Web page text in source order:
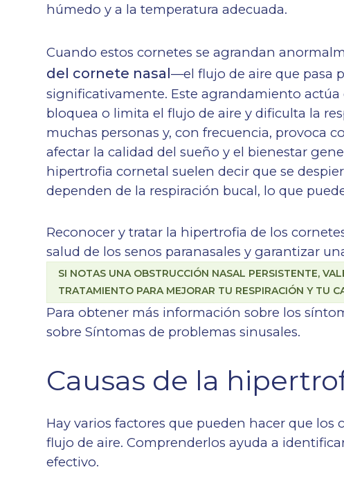
húmedo y a la temperatura adecuada.
Cuando estos cornetes se agrandan
del cornete nasal—el flujo de aire que pasa
significativamente. Este agrandamiento
bloquea o limita el flujo de aire y dificulta la
muchas personas y, con frecuencia, provoca
afectar la calidad del sueño y el bienestar
hipertrofia cornetal suelen decir que se
dependen de la respiración bucal, lo que
Reconocer y tratar la hipertrofia de los
salud de los senos paranasales y garantizar
SI NOTAS UNA OBSTRUCCIÓN NASAL PERSISTENTE,
TRATAMIENTO PARA MEJORAR TU RESPIRACIÓN Y TU
Para obtener más información sobre los
sobreSíntomas de problemas sinusales.
Causas de la
Hay varios factores que pueden hacer que
flujo de aire. Comprenderlos ayuda a
efectivo.